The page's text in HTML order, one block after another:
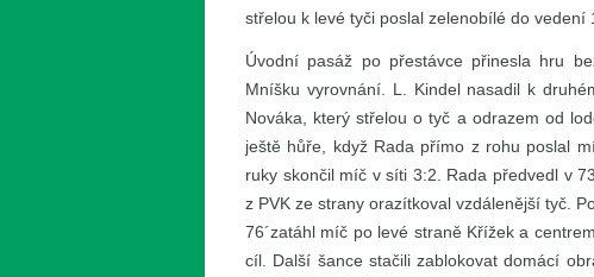
střelou k levé tyči poslal zelenobílé do vedení
Úvodní pasáž po přestávce přinesla hru
Mníšku vyrovnání. L. Kindel nasadil k
Nováka, který střelou o tyč a odrazem od
ještě hůře, když Rada přímo z rohu poslal
ruky skončil míč v síti 3:2. Rada předvedl v
z PVK ze strany orazítkoval vzdálenější tyč.
76´zatáhl míč po levé straně Křížek a
cíl. Další šance stačili zablokovat domácí